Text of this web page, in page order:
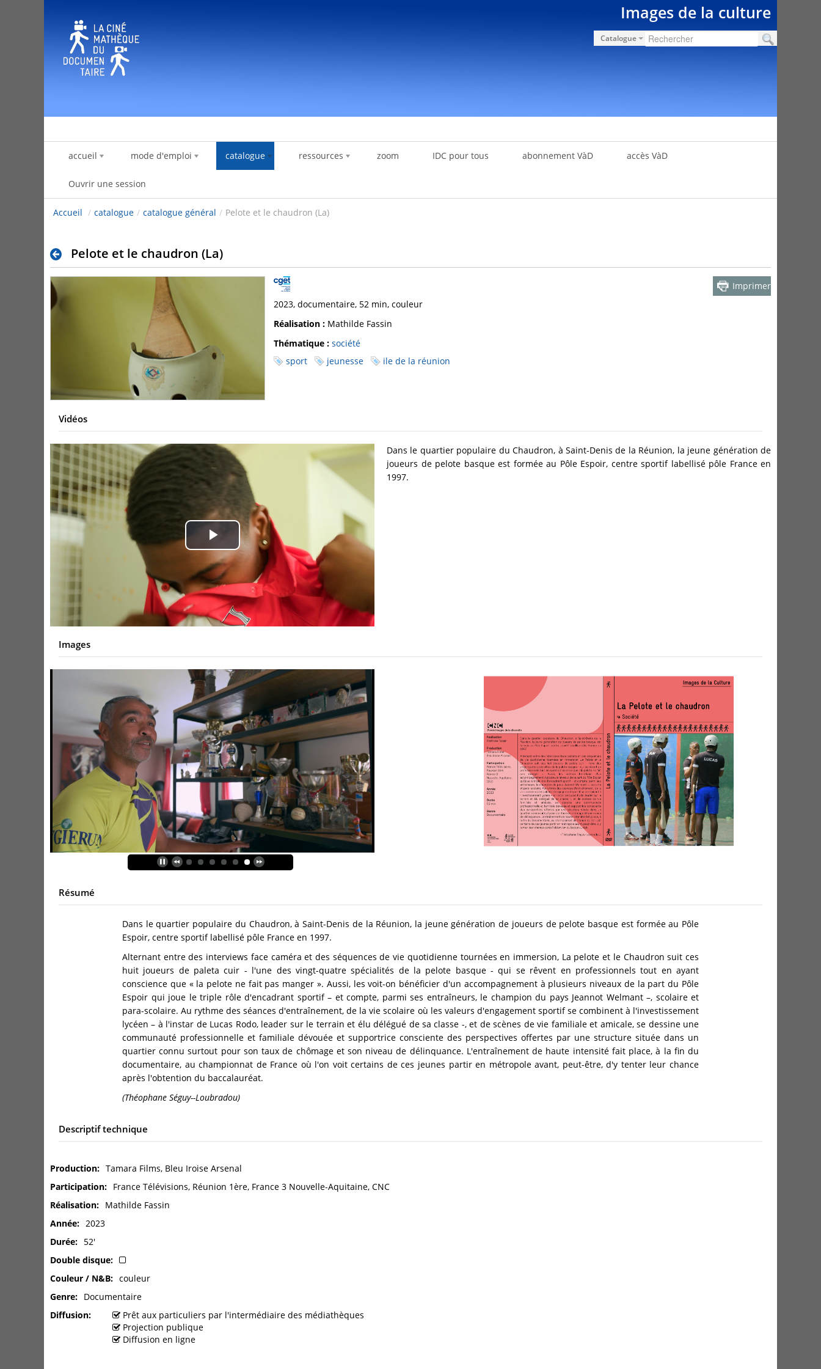
Images de la culture
Catalogue
accueil mode d'emploi catalogue ressources zoom IDC pour tous abonnement VàD accès VàD
Ouvrir une session
Accueil / catalogue / catalogue général / Pelote et le chaudron (La)
Pelote et le chaudron (La)
Imprimer
2023, documentaire, 52 min, couleur
Réalisation : Mathilde Fassin
Thématique : société
sport
jeunesse ile de la réunion
Vidéos
Play
Video
Dans le quartier populaire du Chaudron, à Saint-Denis de la Réunion, la jeune génération de
joueurs de pelote basque est formée au Pôle Espoir, centre sportif labellisé pôle France en
1997.
Images
Résumé
Dans le quartier populaire du Chaudron, à Saint-Denis de la Réunion, la jeune génération de joueurs de pelote basque est formée au Pôle
Espoir, centre sportif labellisé pôle France en 1997.
Alternant entre des interviews face caméra et des séquences de vie quotidienne tournées en immersion, La pelote et le Chaudron suit ces
huit joueurs de paleta cuir - l'une des vingt-quatre spécialités de la pelote basque - qui se rêvent en professionnels tout en ayant
conscience que « la pelote ne fait pas manger ». Aussi, les voit-on bénéficier d'un accompagnement à plusieurs niveaux de la part du Pôle
Espoir qui joue le triple rôle d'encadrant sportif – et compte, parmi ses entraîneurs, le champion du pays Jeannot Welmant –, scolaire et
para-scolaire. Au rythme des séances d'entraînement, de la vie scolaire où les valeurs d'engagement sportif se combinent à l'investissement
lycéen – à l'instar de Lucas Rodo, leader sur le terrain et élu délégué de sa classe -, et de scènes de vie familiale et amicale, se dessine une
communauté professionnelle et familiale dévouée et supportrice consciente des perspectives offertes par une structure située dans un
quartier connu surtout pour son taux de chômage et son niveau de délinquance. L'entraînement de haute intensité fait place, à la fin du
documentaire, au championnat de France où l'on voit certains de ces jeunes partir en métropole avant, peut-être, d'y tenter leur chance
après l'obtention du baccalauréat.
(Théophane Séguy--Loubradou)
Descriptif technique
Production
Tamara Films, Bleu Iroise Arsenal
Participation
France Télévisions, Réunion 1ère, France 3 Nouvelle-Aquitaine, CNC
Réalisation
Mathilde Fassin
Année
2023
Durée
52'
Double disque
Couleur / N&B
couleur
Genre
Documentaire
Diffusion
Prêt aux particuliers par l'intermédiaire des médiathèques
Projection publique
Diffusion en ligne